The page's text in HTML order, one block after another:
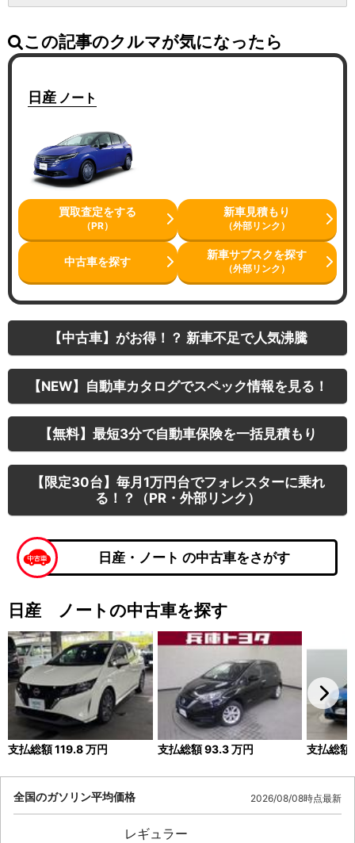
この記事のクルマが気になったら
日産 ノート
買取査定をする
（PR）
新車見積もり
（外部リンク）
中古車を探す 新車サブスクを探す
（外部リンク）
【中古車】がお得！？ 新車不足で人気沸騰
【NEW】自動車カタログでスペック情報を見る！
【無料】最短3分で自動車保険を一括見積もり
【限定30台】毎月1万円台でフォレスターに乗れ
る！？（PR・外部リンク）
日産・ノート の中古車をさがす
日産 ノートの中古車を探す
支払総額119.8万円 支払総額93.3万円 支払総額
全国のガソリン平均価格 2026/08/08時点最新
レギュラー